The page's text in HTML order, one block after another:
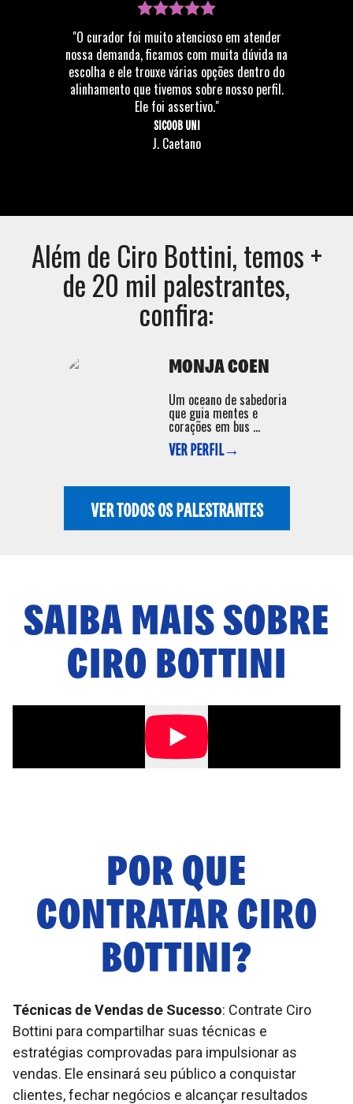
"O curador foi muito atencioso em atender
nossa demanda, ficamos com muita dúvida na
escolha e ele trouxe várias opções dentro do
alinhamento que tivemos sobre nosso perfil.
Ele foi assertivo."
SICOOB UNI
J. Caetano
Além de Ciro Bottini, temos +
de 20 mil palestrantes,
confira:
MONJA COEN
Um oceano de sabedoria
que guia mentes e
corações em bus ...
VER PERFIL→
VER TODOS OS PALESTRANTES
SAIBA MAIS SOBRE
CIRO BOTTINI
POR QUE
CONTRATARCIRO
BOTTINI?
Técnicas de Vendas de Sucesso: Contrate Ciro
Bottini para compartilhar suas técnicas e
estratégias comprovadas para impulsionar as
vendas. Ele ensinará seu público a conquistar
clientes, fechar negócios e alcançar resultados